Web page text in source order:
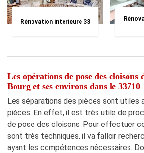
Rénovation intérieure 33
Les opérations de pose des cloisons
Bourg et ses environs dans le 33710
Les séparations des pièces sont utiles
pièces. En effet, il est très utile de
de pose des cloisons. Pour effectuer
sont très techniques, il va falloir
ayant les compétences nécessaires.